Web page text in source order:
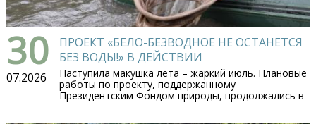
30
07.2026
ПРОЕКТ «БЕЛО-БЕЗВОДНОЕ НЕ ОСТАНЕТСЯ
БЕЗ ВОДЫ!» В ДЕЙСТВИИ
Наступила макушка лета – жаркий июль. Плановые
работы по проекту, поддержанному
Президентским Фондом природы, продолжались в